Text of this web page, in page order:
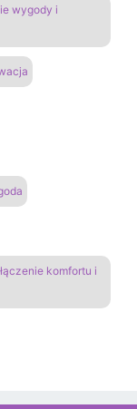
wygody i
komfortu i